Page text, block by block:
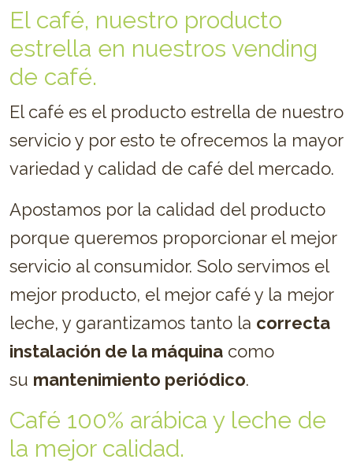
El café, nuestro producto
estrella en nuestros vending
de café.
El café es el producto estrella de nuestro
servicio y por esto te ofrecemos la mayor
variedad y calidad de café del mercado.
Apostamos por la calidad del producto
porque queremos proporcionar el mejor
servicio al consumidor. Solo servimos el
mejor producto, el mejor café y la mejor
leche, y garantizamos tanto la correcta
instalación de la máquina como
su mantenimiento periódico.
Café 100% arábica y leche de
la mejor calidad.